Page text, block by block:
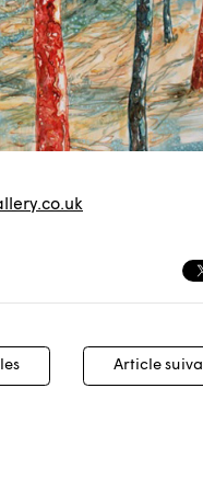
Article